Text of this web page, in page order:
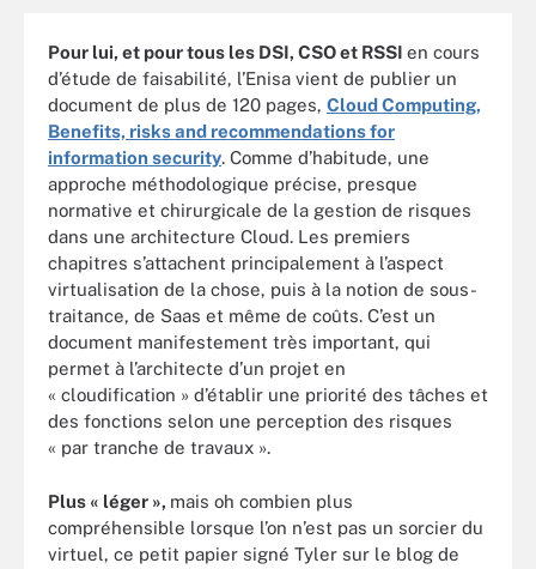
Pour lui, et pour tous les DSI, CSO et RSSI en cours
d’étude de faisabilité, l’Enisa vient de publier un
document de plus de 120 pages, Cloud Computing,
Benefits, risks and recommendations for
information security. Comme d’habitude, une
approche méthodologique précise, presque
normative et chirurgicale de la gestion de risques
dans une architecture Cloud. Les premiers
chapitres s’attachent principalement à l’aspect
virtualisation de la chose, puis à la notion de sous-
traitance, de Saas et même de coûts. C’est un
document manifestement très important, qui
permet à l’architecte d’un projet en
« cloudification » d’établir une priorité des tâches et
des fonctions selon une perception des risques
« par tranche de travaux ».
Plus « léger », mais oh combien plus
compréhensible lorsque l’on n’est pas un sorcier du
virtuel, ce petit papier signé Tyler sur le blog de